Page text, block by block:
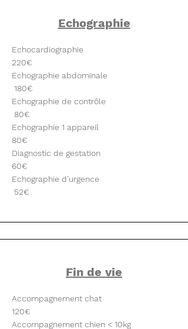
Echographie
Echocardiographie
220€
Echographie abdominale
180€
Echographie de contrôle
80€
Echographie 1 appareil
80€
Diagnostic de gestation
60€
Echographie d'urgence
52€
Fin de vie
Accompagnement chat
120€
Accompagnement chien < 10kg